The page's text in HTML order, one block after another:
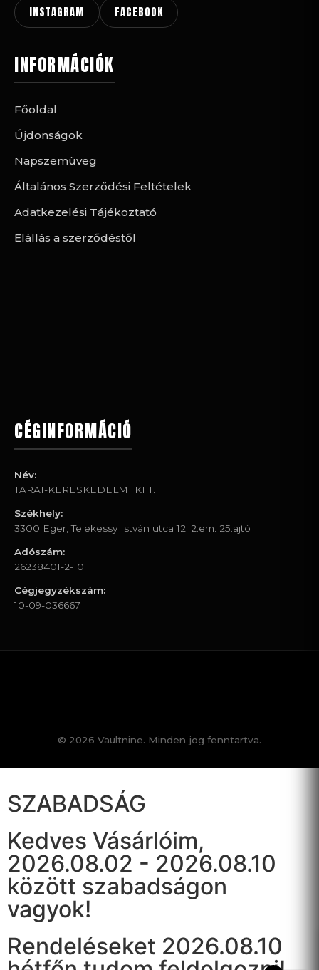
INSTAGRAM FACEBOOK
INFORMÁCIÓK
Főoldal
Újdonságok
Napszemüveg
Általános Szerződési Feltételek
Adatkezelési Tájékoztató
Elállás a szerződéstől
CÉGINFORMÁCIÓ
Név:
TARAI-KERESKEDELMI KFT.
Székhely:
3300 Eger, Telekessy István utca 12. 2.em. 25.ajtó
Adószám:
26238401-2-10
Cégjegyzékszám:
10-09-036667
© 2026 Vaultnine. Minden jog fenntartva.
SZABADSÁG
Kedves Vásárlóim,
2026.08.02 - 2026.08.10
között szabadságon
vagyok!
Rendeléseket 2026.08.10